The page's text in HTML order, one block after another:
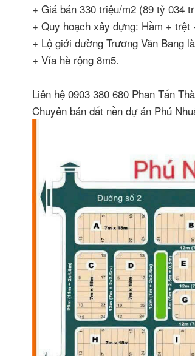
+ Giá bán 330 triệu/m2 (89 tỷ 034
+ Quy hoạch xây dựng: Hầm +
+ Lộ giới đường Trương Văn Bang
+ Vỉa hè rộng 8m5.
Liên hệ 0903 380 680 Phan Tấn
Chuyên bán đất nền dự án Phú